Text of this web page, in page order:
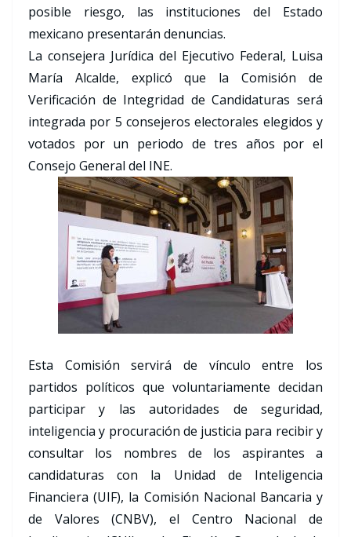
posible riesgo, las instituciones del Estado
mexicano presentarán denuncias.
La consejera Jurídica del Ejecutivo Federal, Luisa
María Alcalde, explicó que la Comisión de
Verificación de Integridad de Candidaturas será
integrada por 5 consejeros electorales elegidos y
votados por un periodo de tres años por el
Consejo General del INE.
Esta Comisión servirá de vínculo entre los
partidos políticos que voluntariamente decidan
participar y las autoridades de seguridad,
inteligencia y procuración de justicia para recibir y
consultar los nombres de los aspirantes a
candidaturas con la Unidad de Inteligencia
Financiera (UIF), la Comisión Nacional Bancaria y
de Valores (CNBV), el Centro Nacional de